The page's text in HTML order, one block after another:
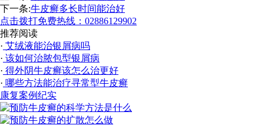
下一条:牛皮癣多长时间能治好
点击拨打免费热线：02886129902
推荐阅读
· 艾绒液能治银屑病吗
· 该如何治脓包型银屑病
· 得外阴牛皮癣该怎么治更好
· 哪些方法能治疗寻常型牛皮癣
康复案例纪实